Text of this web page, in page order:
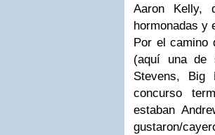
Aaron Kelly,
hormonadas y
Por el camino
(aquí una de
Stevens, Big
concurso
estaban
gustaron/